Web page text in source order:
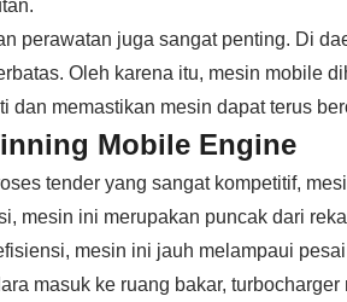
perawatan juga sangat penting. Di
Oleh karena itu, mesin mobile
dan memastikan mesin dapat terus
Mobile Engine
tender yang sangat kompetitif,
mesin ini merupakan puncak dari
mesin ini jauh melampaui
masuk ke ruang bakar,